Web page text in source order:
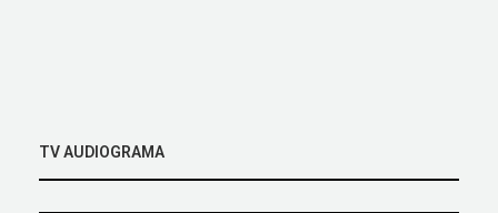
TV AUDIOGRAMA